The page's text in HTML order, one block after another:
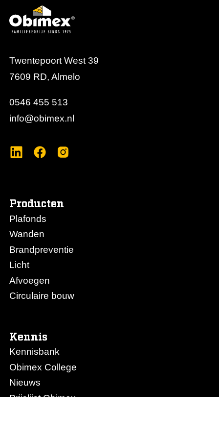
Twentepoort West 39
7609 RD, Almelo
0546 455 513
info@obimex.nl
Producten
Plafonds
Wanden
Brandpreventie
Licht
Afvoegen
Circulaire bouw
Kennis
Kennisbank
Obimex College
Nieuws
Prijslijst Obimex